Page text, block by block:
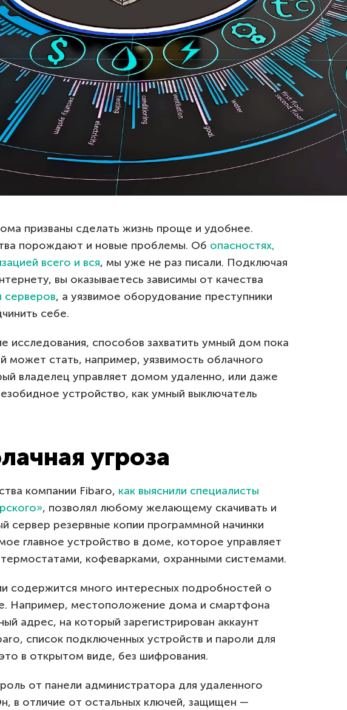
призваны сделать жизнь проще и удобнее.
порождают и новые проблемы. Об опасностях,
всего и вся, мы уже не раз писали. Подключая
вы оказываетесь зависимы от качества
серверов, а уязвимое оборудование преступники
себе.
исследования, способов захватить умный дом пока
может стать, например, уязвимость облачного
владелец управляет домом удаленно, или даже
устройство, как умный выключатель
угроза
компании Fibaro, как выяснили специалисты
, позволял любому желающему скачивать и
сервер резервные копии программной начинки
главное устройство в доме, которое управляет
кофеварками, охранными системами.
содержится много интересных подробностей о
Например, местоположение дома и смартфона
адрес, на который зарегистрирован аккаунт
список подключенных устройств и пароли для
в открытом виде, без шифрования.
от панели администратора для удаленного
в отличие от остальных ключей, защищен —